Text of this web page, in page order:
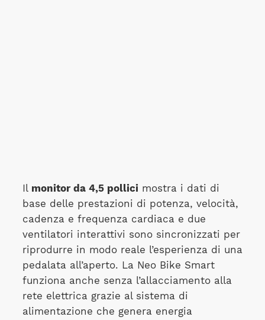
Il monitor da 4,5 pollicimostra i dati di
base delle prestazioni di potenza, velocità,
cadenza e frequenza cardiaca e due
ventilatori interattivi sono sincronizzati per
riprodurre in modo reale l’esperienza di una
pedalata all’aperto. La Neo Bike Smart
funziona anche senza l’allacciamento alla
rete elettrica grazie al sistema di
alimentazione che genera energia